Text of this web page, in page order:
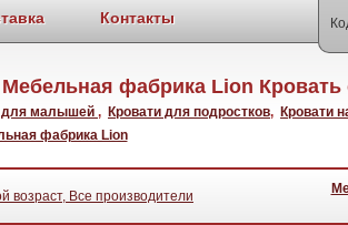
Контакты
фабрика Lion Кровать
для малышей , Кровати для подростков, Кровати
фабрика Lion
возраст, Все производители